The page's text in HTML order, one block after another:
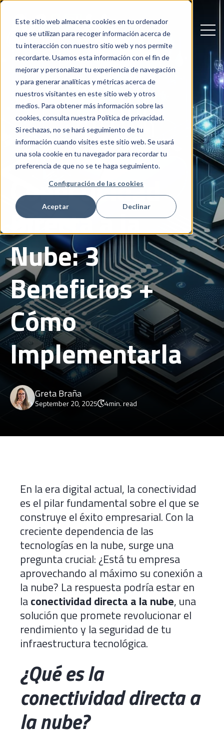
Este sitio web almacena cookies en tu ordenador
que se utilizan para recoger información acerca de
tu interacción con nuestro sitio web y nos permite
recordarte. Usamos esta información con el fin de
mejorar y personalizar tu experiencia de navegación
y para generar analíticas y métricas acerca de
nuestros visitantes en este sitio web y otros
medios. Para obtener más información sobre las
cookies, consulta nuestra Política de privacidad.
Si rechazas, no se hará seguimiento de tu
información cuando visites este sitio web. Se usará
una sola cookie en tu navegador para recordar tu
preferencia de que no se te haga seguimiento.
Configuración de las cookies
Aceptar Declinar
Conectividad
Directa a la
Nube: 3
Beneficios +
Cómo
Implementarla
Greta Braña
September 20, 2025 4min. read
En la era digital actual, la conectividad
es el pilar fundamental sobre el que se
construye el éxito empresarial. Con la
creciente dependencia de las
tecnologías en la nube, surge una
pregunta crucial: ¿Está tu empresa
aprovechando al máximo su conexión a
la nube? La respuesta podría estar en
laconectividad directa a la nube, una
solución que promete revolucionar el
rendimiento y la seguridad de tu
infraestructura tecnológica.
¿Qué es la
conectividad directa a
la nube?